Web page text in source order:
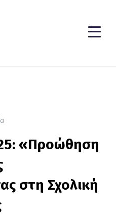
«Προώθηση
στη Σχολική